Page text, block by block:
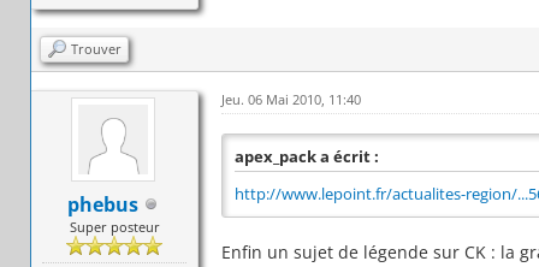
Trouver
phebus
Super posteur
Jeu. 06 Mai 2010, 11:40
apex_pack a écrit :
http://www.lepoint.fr/actualites-region/
Enfin un sujet de légende sur CK : la